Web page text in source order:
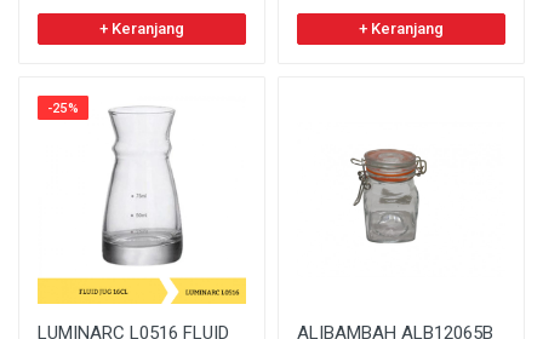
+ Keranjang + Keranjang
-25%
LUMINARC L0516 FLUID
ALIBAMBAH ALB12065B